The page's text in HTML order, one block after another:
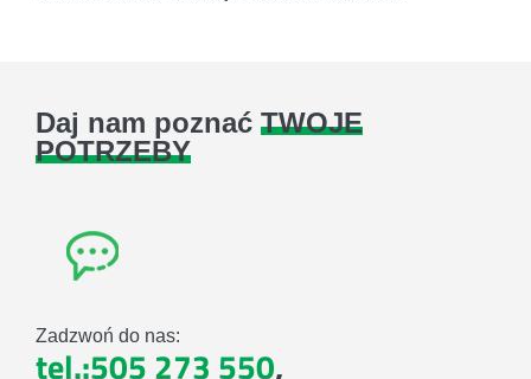
Daj nam poznać TWOJE
POTRZEBY
Zadzwoń do nas:
tel.:505 273 550,